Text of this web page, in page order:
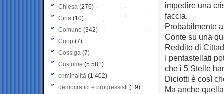
impedire una
faccia.
Probabilmente
Conte su una
Reddito di
I pentastellati
che i 5 Stelle
Diciotti è così
Ma anche
Chiesa (276)
Cina (10)
Comune (342)
Coop (7)
Cossiga (7)
Costume (5.581)
criminalità (1.402)
democratici e progressisti (19)